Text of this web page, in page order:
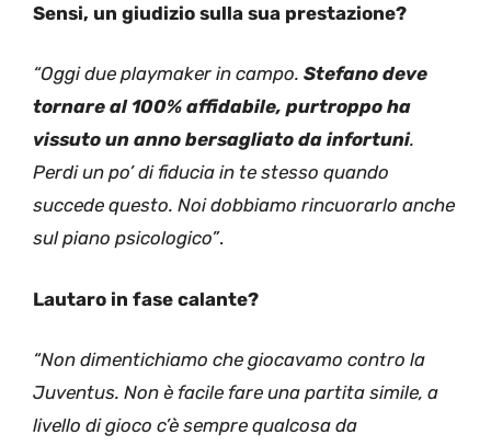
Sensi, un giudizio sulla sua prestazione?
“Oggi due playmaker in campo. Stefano deve
tornare al 100% affidabile, purtroppo ha
vissuto un anno bersagliato da infortuni.
Perdi un po’ di fiducia in te stesso quando
succede questo. Noi dobbiamo rincuorarlo anche
sul piano psicologico”.
Lautaro in fase calante?
“Non dimentichiamo che giocavamo contro la
Juventus. Non è facile fare una partita simile, a
livello di gioco c’è sempre qualcosa da